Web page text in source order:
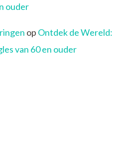
ouder
op Ontdek de Wereld:
van 60 en ouder